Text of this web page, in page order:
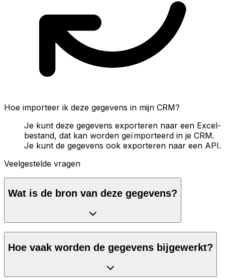
Hoe importeer ik deze gegevens in mijn CRM?
Je kunt deze gegevens exporteren naar een Excel-
bestand, dat kan worden geïmporteerd in je CRM.
Je kunt de gegevens ook exporteren naar een API.
Veelgestelde vragen
Wat is de bron van deze gegevens?
Hoe vaak worden de gegevens bijgewerkt?